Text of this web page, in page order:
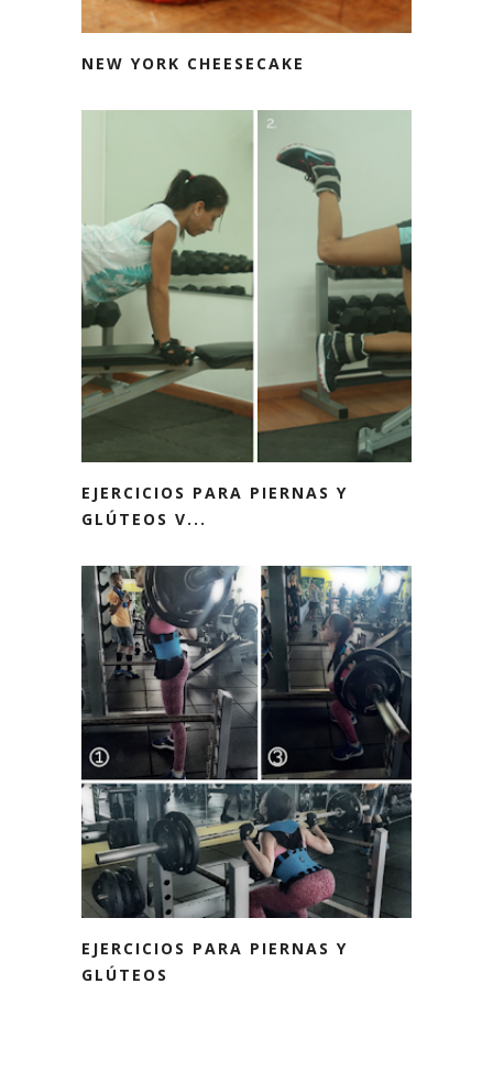
NEW YORK CHEESECAKE
EJERCICIOS PARA PIERNAS Y
GLÚTEOS V...
EJERCICIOS PARA PIERNAS Y
GLÚTEOS